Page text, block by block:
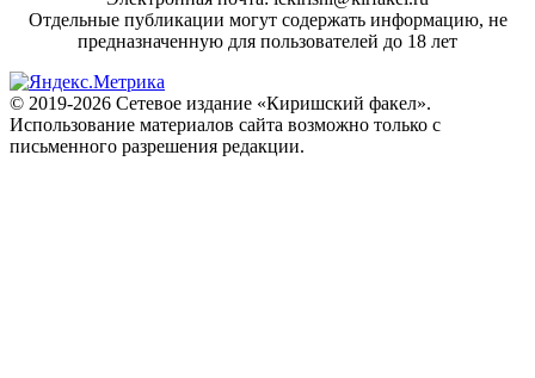
Отдельные публикации могут содержать информацию, не
предназначенную для пользователей до 18 лет
© 2019-2026 Сетевое издание «Киришский факел».
Использование материалов сайта возможно только с
письменного разрешения редакции.